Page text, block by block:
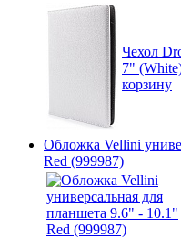
Чехол
7"
корзину
Обложка Vellini
Red (999987)